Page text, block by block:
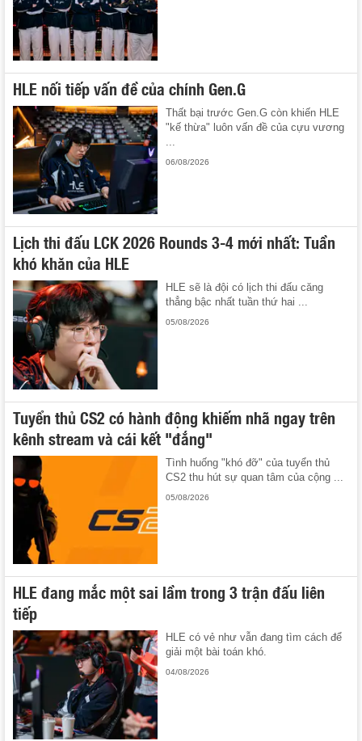
HLE nối tiếp vấn đề của chính Gen.G
Thất bại trước Gen.G còn khiến HLE
"kế thừa" luôn vấn đề của cựu vương
...
06/08/2026
Lịch thi đấu LCK 2026 Rounds 3-4 mới nhất: Tuần
khó khăn của HLE
HLE sẽ là đội có lịch thi đấu căng
thẳng bậc nhất tuần thứ hai ...
05/08/2026
Tuyển thủ CS2 có hành động khiếm nhã ngay trên
kênh stream và cái kết "đắng"
Tình huống "khó đỡ" của tuyển thủ
CS2 thu hút sự quan tâm của cộng ...
05/08/2026
HLE đang mắc một sai lầm trong 3 trận đấu liên
tiếp
HLE có vẻ như vẫn đang tìm cách để
giải một bài toán khó.
04/08/2026